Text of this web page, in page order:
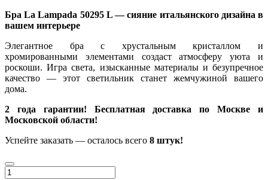
Бра La Lampada 50295 L — сияние итальянского дизайна в
вашем интерьере
Элегантное бра с хрустальным кристаллом и
хромированными элементами создаст атмосферу уюта и
роскоши. Игра света, изысканные материалы и безупречное
качество — этот светильник станет жемчужиной вашего
дома.
2 года гарантии! Бесплатная доставка по Москве и
Московской области!
Успейте заказать — осталось всего 8 штук!